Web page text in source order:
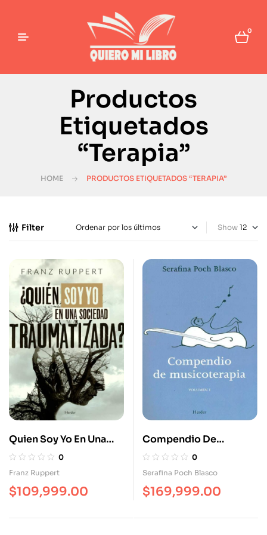
0
Productos
Etiquetados
“Terapia”
HOME PRODUCTOS ETIQUETADOS “TERAPIA”
Filter Show
Quien Soy Yo En Una
Sociedad Traumatizada
0
Franz Ruppert
$109,999.00
Compendio De
Musicoterapia
Volumen I
0
Serafina Poch Blasco
$169,999.00